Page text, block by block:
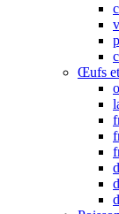
Œufs